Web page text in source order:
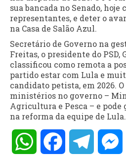
sua bancada no Senado, hoje
representantes, e deter o
na Casa de Salão Azul.
Secretário de Governo na
Freitas, o presidente do PSD,
classificou como remota a
partido estar com Lula e
candidato petista, em 2026.
ministérios no governo –
Agricultura e Pesca – e pode
na reforma da equipe de Lula.
WhatsAppFacebook